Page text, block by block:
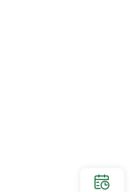
部加强正面舆论引导、正面